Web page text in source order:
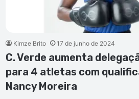
Kimze Brito 17 de junho de 2024
C. Verde aumenta
para 4 atletas com
Nancy Moreira